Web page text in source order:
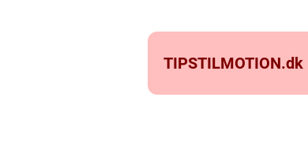
TIPSTILMOTION.dk